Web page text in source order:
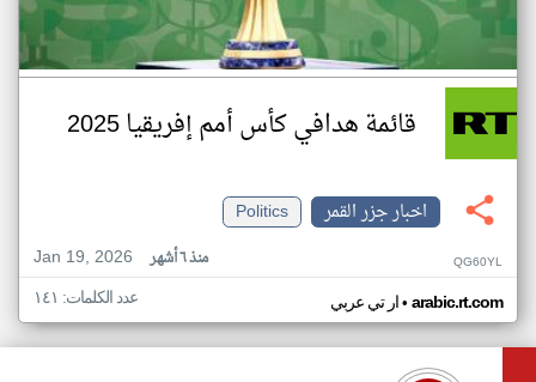
قائمة هدافي كأس أمم إفريقيا 2025
اخبار جزر القمر
Politics
Jan 19, 2026
منذ ٦ أشهر QG60YL
ار تي عربي• arabic.rt.com عدد الكلمات: ١٤١